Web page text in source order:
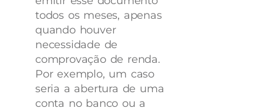
todos os meses, apenas
quando houver
necessidade de
comprovação de renda.
Por exemplo, um caso
seria a abertura de uma
conta no banco ou a